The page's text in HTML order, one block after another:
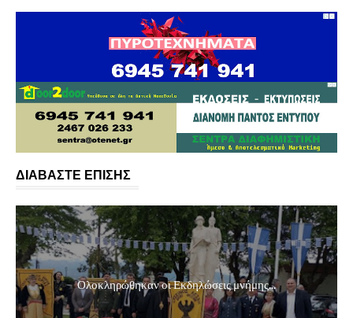
ΔΙΑΒΑΣΤΕ ΕΠΙΣΗΣ
Ολοκληρώθηκαν οι Εκδηλώσεις μνήμης...